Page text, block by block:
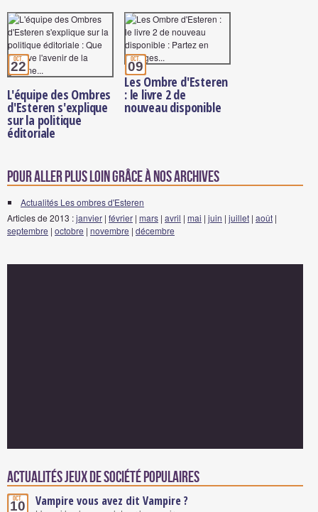
oct.
22
L'équipe des Ombres
d'Esteren s'explique
sur la politique
éditoriale
oct.
09
Les Ombre d'Esteren
: le livre 2 de
nouveau disponible
Pour aller plus loin grâce à nos archives
Actualités Les ombres d'Esteren
Articles de 2013 :janvier | février | mars | avril | mai | juin | juillet | août |
septembre | octobre | novembre | décembre
Actualités Jeux de société populaires
Oct.
10 Vampire vous avez dit Vampire ?